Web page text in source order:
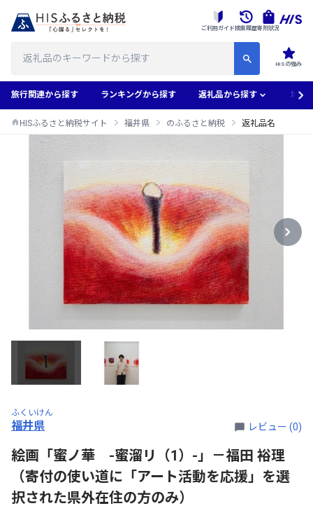
HISの強み
ご利用ガイド検索履歴寄附状況
旅行関連から探す ランキングから探す 返礼品から探す 地域
HISふるさと納税サイト 福井県 のふるさと納税 返礼品名
ふくいけん
福井県 レビュー (0)
絵画「蜜ノ華 -蜜溜リ（1）-」－福田 裕理
（寄付の使い道に「アート活動を応援」を選
択された県外在住の方のみ）